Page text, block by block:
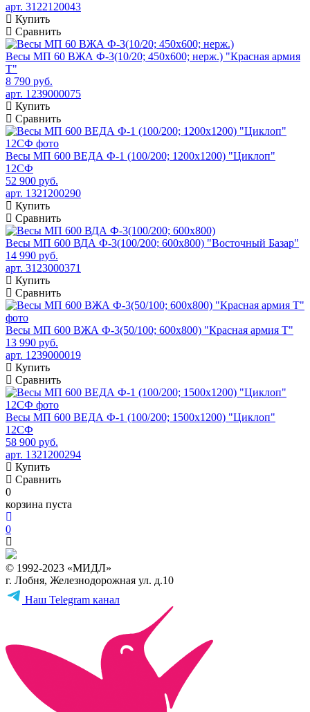
арт. 3122120043
Купить
Сравнить
Весы МП 60 ВЖА Ф-3(10/20; 450х600; нерж.) "Красная армия
Т"
8 790 руб.
арт. 1239000075
Купить
Сравнить
Весы МП 600 ВЕДА Ф-1 (100/200; 1200х1200) "Циклоп"
12СФ
52 900 руб.
арт. 1321200290
Купить
Сравнить
Весы МП 600 ВДА Ф-3(100/200; 600х800) "Восточный Базар"
14 990 руб.
арт. 3123000371
Купить
Сравнить
Весы МП 600 ВЖА Ф-3(50/100; 600х800) "Красная армия Т"
13 990 руб.
арт. 1239000019
Купить
Сравнить
Весы МП 600 ВЕДА Ф-1 (100/200; 1500х1200) "Циклоп"
12СФ
58 900 руб.
арт. 1321200294
Купить
Сравнить
0
корзина пуста
0
© 1992-2023 «МИДЛ»
г. Лобня, Железнодорожная ул. д.10
Наш Telegram канал